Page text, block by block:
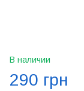
В наличии
290 грн